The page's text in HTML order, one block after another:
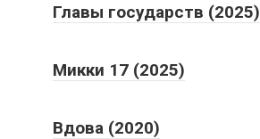
Главы государств (2025)
Микки 17 (2025)
Вдова (2020)